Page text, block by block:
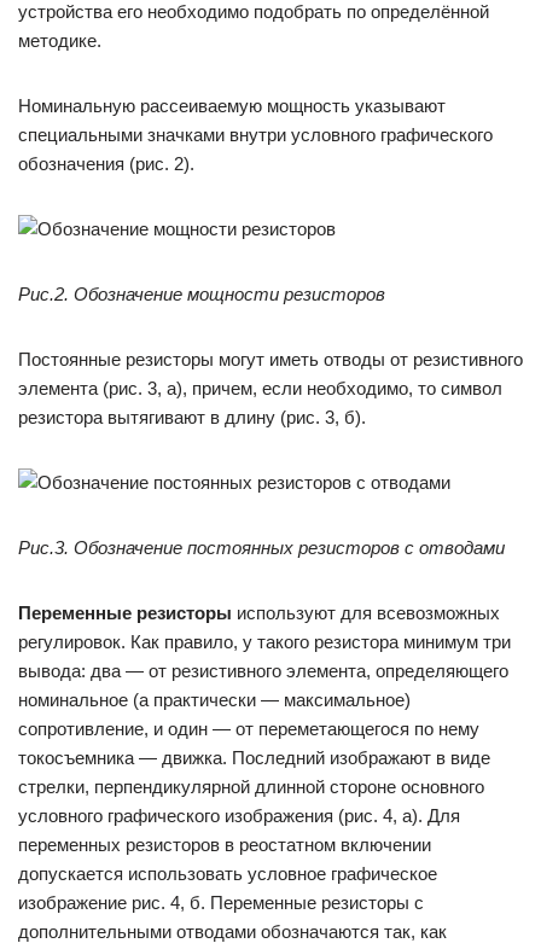
устройства его необходимо подобрать по определённой
методике.
Номинальную рассеиваемую мощность указывают
специальными значками внутри условного графического
обозначения (рис. 2).
Рис.2. Обозначение мощности резисторов
Постоянные резисторы могут иметь отводы от резистивного
элемента (рис. 3, а), причем, если необходимо, то символ
резистора вытягивают в длину (рис. 3, б).
Рис.3. Обозначение постоянных резисторов с отводами
Переменные резисторы используют для всевозможных
регулировок. Как правило, у такого резистора минимум три
вывода: два — от резистивного элемента, определяющего
номинальное (а практически — максимальное)
сопротивление, и один — от переметающегося по нему
токосъемника — движка. Последний изображают в виде
стрелки, перпендикулярной длинной стороне основного
условного графического изображения (рис. 4, а). Для
переменных резисторов в реостатном включении
допускается использовать условное графическое
изображение рис. 4, б. Переменные резисторы с
дополнительными отводами обозначаются так, как